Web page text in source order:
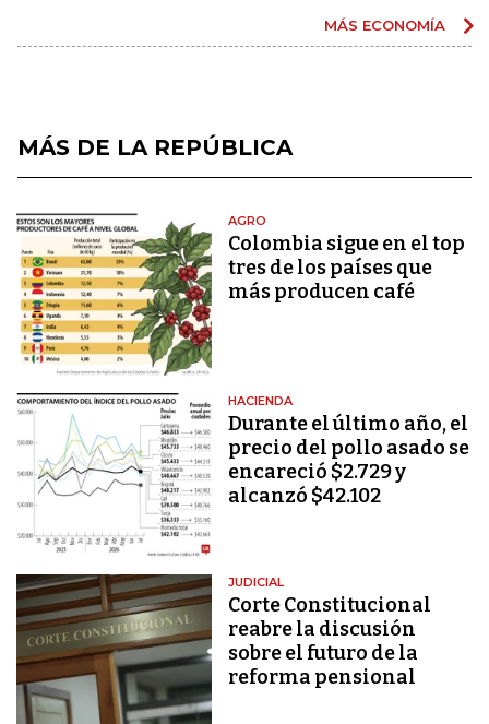
MÁS ECONOMÍA
MÁS DE LA REPÚBLICA
AGRO
Colombia sigue en el top
tres de los países que
más producen café
HACIENDA
Durante el último año, el
precio del pollo asado se
encareció $2.729 y
alcanzó $42.102
JUDICIAL
Corte Constitucional
reabre la discusión
sobre el futuro de la
reforma pensional